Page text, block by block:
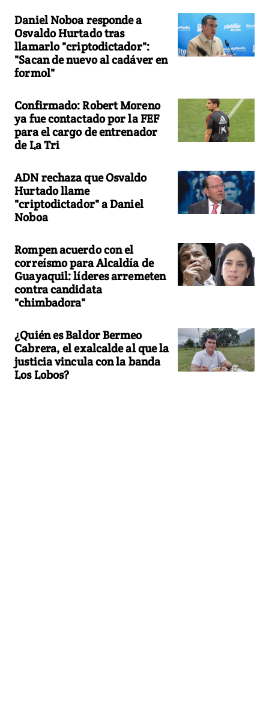
Daniel Noboa responde a
Osvaldo Hurtado tras
llamarlo "criptodictador":
"Sacan de nuevo al cadáver en
formol"
Confirmado: Robert Moreno
ya fue contactado por la FEF
para el cargo de entrenador
de La Tri
ADN rechaza que Osvaldo
Hurtado llame
"criptodictador" a Daniel
Noboa
Rompen acuerdo con el
correísmo para Alcaldía de
Guayaquil: líderes arremeten
contra candidata
"chimbadora"
¿Quién es Baldor Bermeo
Cabrera, el exalcalde al que la
justicia vincula con la banda
Los Lobos?